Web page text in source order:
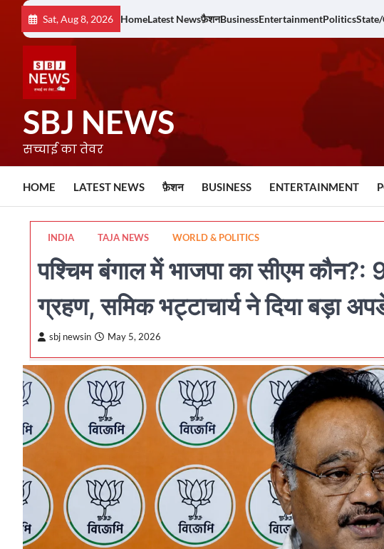
content
Sat, Aug 8, 2026 HomeLatest Newsफ़ैशनBusinessEntertainmentPolitics
SBJ NEWS
सच्चाई का तेवर
HOME LATEST NEWS फ़ैशन BUSINESS ENTERTAINMENT
INDIA TAJA NEWS WORLD & POLITICS
पश्चिम बंगाल में भाजपा का सीएम
ग्रहण, समिक भट्टाचार्य ने दिया बड़ा
sbj newsin May 5, 2026